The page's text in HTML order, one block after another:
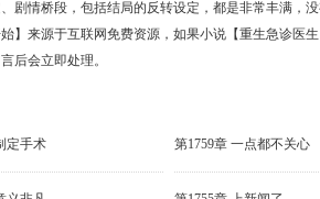
剧情桥段，包括结局的反转设定，都是非常丰满，
】来源于互联网免费资源，如果小说【重生急诊医
后会立即处理。
定手术 第1759章 一点都不关心